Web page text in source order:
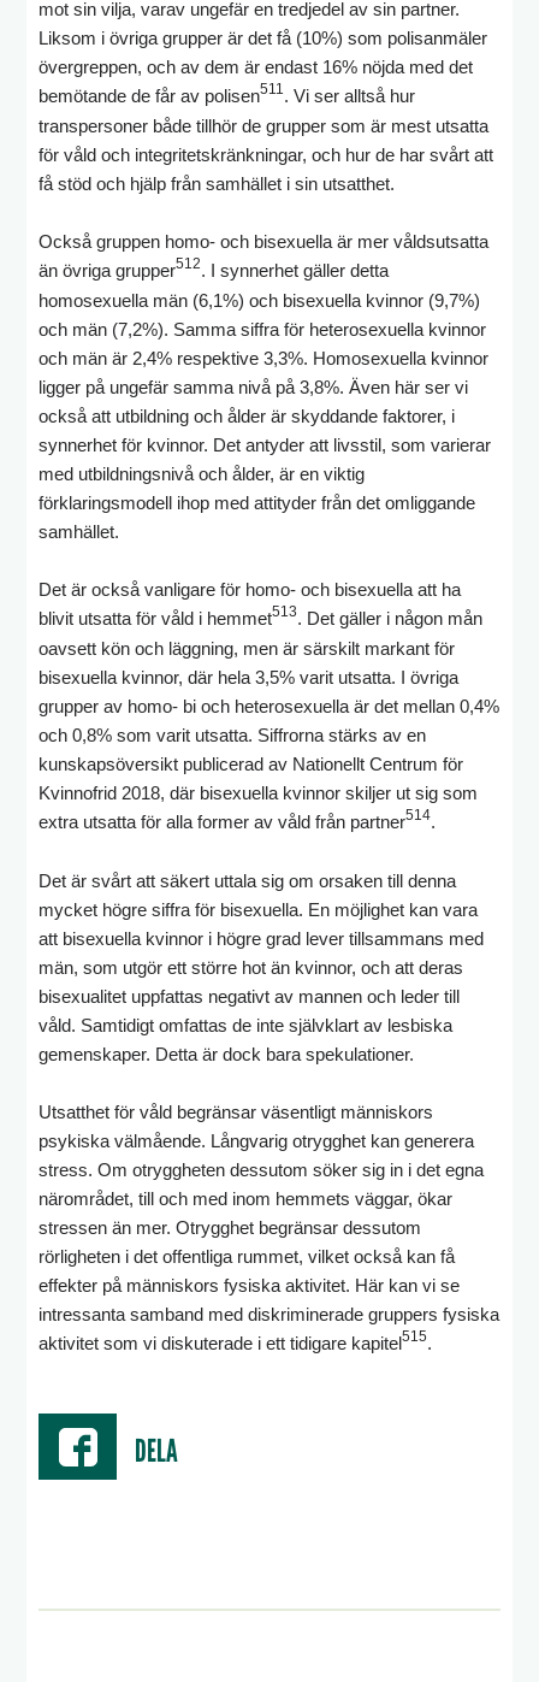
mot sin vilja, varav ungefär en tredjedel av sin partner.
Liksom i övriga grupper är det få (10%) som polisanmäler
övergreppen, och av dem är endast 16% nöjda med det
bemötande de får av polisen511. Vi ser alltså hur
transpersoner både tillhör de grupper som är mest utsatta
för våld och integritetskränkningar, och hur de har svårt att
få stöd och hjälp från samhället i sin utsatthet.
Också gruppen homo- och bisexuella är mer våldsutsatta
än övriga grupper512. I synnerhet gäller detta
homosexuella män (6,1%) och bisexuella kvinnor (9,7%)
och män (7,2%). Samma siffra för heterosexuella kvinnor
och män är 2,4% respektive 3,3%. Homosexuella kvinnor
ligger på ungefär samma nivå på 3,8%. Även här ser vi
också att utbildning och ålder är skyddande faktorer, i
synnerhet för kvinnor. Det antyder att livsstil, som varierar
med utbildningsnivå och ålder, är en viktig
förklaringsmodell ihop med attityder från det omliggande
samhället.
Det är också vanligare för homo- och bisexuella att ha
blivit utsatta för våld i hemmet513. Det gäller i någon mån
oavsett kön och läggning, men är särskilt markant för
bisexuella kvinnor, där hela 3,5% varit utsatta. I övriga
grupper av homo- bi och heterosexuella är det mellan 0,4%
och 0,8% som varit utsatta. Siffrorna stärks av en
kunskapsöversikt publicerad av Nationellt Centrum för
Kvinnofrid 2018, där bisexuella kvinnor skiljer ut sig som
extra utsatta för alla former av våld från partner514.
Det är svårt att säkert uttala sig om orsaken till denna
mycket högre siffra för bisexuella. En möjlighet kan vara
att bisexuella kvinnor i högre grad lever tillsammans med
män, som utgör ett större hot än kvinnor, och att deras
bisexualitet uppfattas negativt av mannen och leder till
våld. Samtidigt omfattas de inte självklart av lesbiska
gemenskaper. Detta är dock bara spekulationer.
Utsatthet för våld begränsar väsentligt människors
psykiska välmående. Långvarig otrygghet kan generera
stress. Om otryggheten dessutom söker sig in i det egna
närområdet, till och med inom hemmets väggar, ökar
stressen än mer. Otrygghet begränsar dessutom
rörligheten i det offentliga rummet, vilket också kan få
effekter på människors fysiska aktivitet. Här kan vi se
intressanta samband med diskriminerade gruppers fysiska
aktivitet som vi diskuterade i ett tidigare kapitel515.
DELA